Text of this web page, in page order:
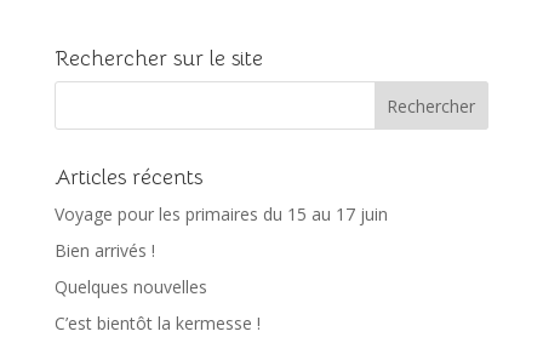
Rechercher sur le site
Articles récents
Voyage pour les primaires du 15 au 17 juin
Bien arrivés !
Quelques nouvelles
C’est bientôt la kermesse !